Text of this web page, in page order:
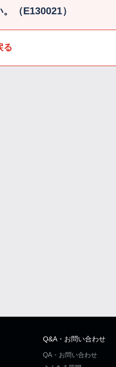
（E130021）
る
Q&A・お問い合わせ
QA・お問い合わせ